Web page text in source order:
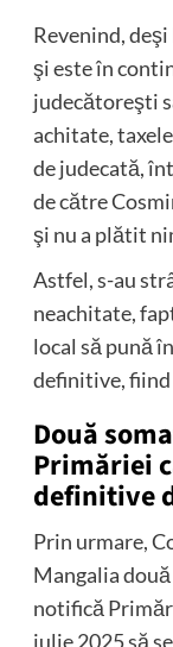
Revenind,
şi este în
judecătoreşti
achitate,
de judecată,
de către
şi nu a plătit
Astfel, s-au
neachitate,
local să pună
definitive,
Două
Primăriei
definitive
Prin urmare,
Mangalia
notifică
iulie 2025 să